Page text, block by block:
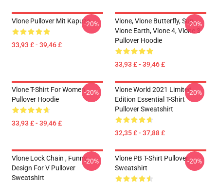
Vlone Pullover Mit Kapuze
33,93 £ - 39,46 £
-20%
Vlone, Vlone Butterfly, Sun,
Vlone Earth, Vlone 4, Vlone 3
Pullover Hoodie
33,93 £ - 39,46 £
-20%
Vlone T-Shirt For Women
Pullover Hoodie
33,93 £ - 39,46 £
-20%
Vlone World 2021 Limited
Edition Essential T-Shirt
Pullover Sweatshirt
32,35 £ - 37,88 £
-20%
Vlone Lock Chain , Funny
Design For V Pullover
Sweatshirt
-20%
Vlone PB T-Shirt Pullover
Sweatshirt
-20%